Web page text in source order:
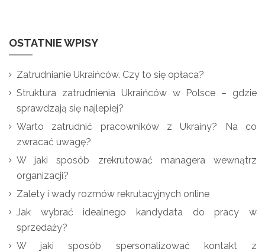
OSTATNIE WPISY
Zatrudnianie Ukraińców. Czy to się opłaca?
Struktura zatrudnienia Ukraińców w Polsce – gdzie
sprawdzają się najlepiej?
Warto zatrudnić pracowników z Ukrainy? Na co
zwracać uwagę?
W jaki sposób zrekrutować managera wewnątrz
organizacji?
Zalety i wady rozmów rekrutacyjnych online
Jak wybrać idealnego kandydata do pracy w
sprzedaży?
W jaki sposób spersonalizować kontakt z